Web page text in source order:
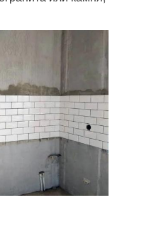
Фартук из
керамической плитки
Кабанчик на кухонном